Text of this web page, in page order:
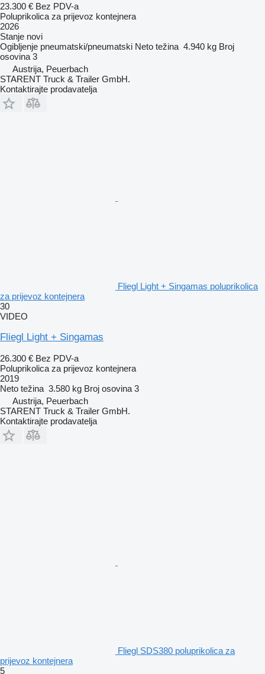
23.300 € Bez PDV-a
Poluprikolica za prijevoz kontejnera
2026
Stanje novi
Ogibljenje pneumatski/pneumatski Neto težina 4.940 kg Broj
osovina 3
Austrija, Peuerbach
STARENT Truck & Trailer GmbH.
Kontaktirajte prodavatelja
Fliegl Light + Singamas poluprikolica
za prijevoz kontejnera
30
VIDEO
Fliegl Light + Singamas
26.300 € Bez PDV-a
Poluprikolica za prijevoz kontejnera
2019
Neto težina 3.580 kg Broj osovina 3
Austrija, Peuerbach
STARENT Truck & Trailer GmbH.
Kontaktirajte prodavatelja
Fliegl SDS380 poluprikolica za
prijevoz kontejnera
5